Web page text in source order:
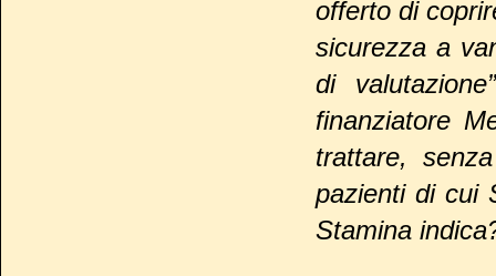
offerto di
sicurezza a
di
finanziatore
trattare,
pazienti di cui
Stamina